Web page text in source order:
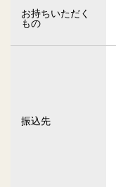
お持ちいただく
もの
振込先